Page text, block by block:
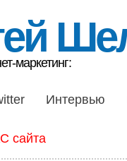
маркетинг:
Интервью
сайта